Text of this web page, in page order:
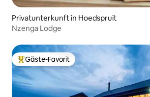
Privatunterkunft in Hoedspruit
Nzenga Lodge
Beliebter Gäste-Favorit.
Gäste-Favorit